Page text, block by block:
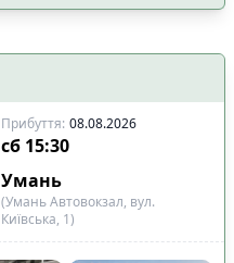
Прибуття: 08.08.2026
сб 15:30
Умань
(Умань Автовокзал, вул.
Київська, 1)